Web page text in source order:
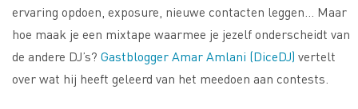
ervaring opdoen, exposure, nieuwe contacten leggen… Maar
hoe maak je een mixtape waarmee je jezelf onderscheidt van
de andere DJ’s? Gastblogger Amar Amlani (DiceDJ) vertelt
over wat hij heeft geleerd van het meedoen aan contests.